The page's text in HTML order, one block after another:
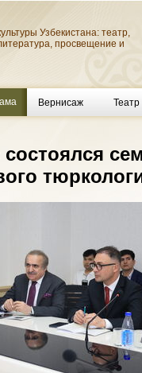
Узбекистана: театр,
просвещение и
Вернисаж Театр
состоялся